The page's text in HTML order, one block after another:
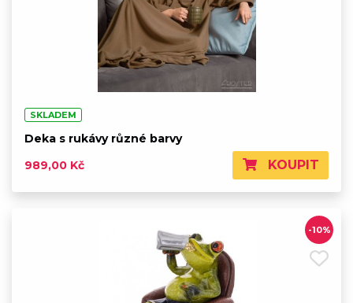
SKLADEM
Deka s rukávy různé barvy
989,00 Kč
KOUPIT
-10%